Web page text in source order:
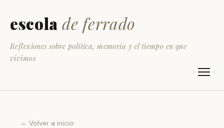
escola de ferrado
Reflexiones sobre política, memoria y el tiempo en que
vivimos
← Volver a inicio